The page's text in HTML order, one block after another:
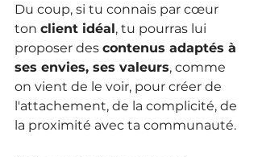
Du coup, si tu connais par cœur
ton client idéal, tu pourras lui
proposer des contenus adaptés à
ses envies, ses valeurs, comme
on vient de le voir, pour créer de
l'attachement, de la complicité, de
la proximité avec ta communauté.